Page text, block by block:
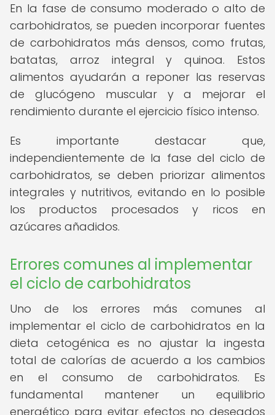
En la fase de consumo moderado o alto de
carbohidratos, se pueden incorporar fuentes
de carbohidratos más densos, como frutas,
batatas, arroz integral y quinoa. Estos
alimentos ayudarán a reponer las reservas
de glucógeno muscular y a mejorar el
rendimiento durante el ejercicio físico intenso.
Es importante destacar que,
independientemente de la fase del ciclo de
carbohidratos, se deben priorizar alimentos
integrales y nutritivos, evitando en lo posible
los productos procesados y ricos en
azúcares añadidos.
Errores comunes al implementar
el ciclo de carbohidratos
Uno de los errores más comunes al
implementar el ciclo de carbohidratos en la
dieta cetogénica es no ajustar la ingesta
total de calorías de acuerdo a los cambios
en el consumo de carbohidratos. Es
fundamental mantener un equilibrio
energético para evitar efectos no deseados